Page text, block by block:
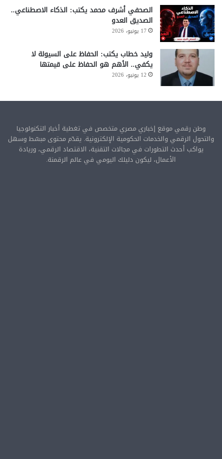
الصحفي أشرف محمد يكتب: الذكاء الاصطناعي..
الصديق العدو
17 يونيو، 2026
وليد خطاب يكتب: الحفاظ على السيولة لا
يكفي.. الأهم هو الحفاظ على قيمتها
12 يونيو، 2026
وطن رقمي موقع إخباري مصري متخصص في تغطية أخبار التكنولوجيا
والتحول الرقمي والخدمات الحكومية الإلكترونية. يقدّم محتوى مبسّط وسهل
يواكب أحدث التطورات في مجالات التقنية، الاقتصاد الرقمي، وريادة
الأعمال، ليكون دليلك اليومي في عالم الرقمنة.